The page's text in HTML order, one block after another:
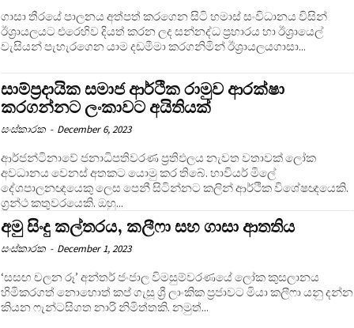
ගාසා තීරයේ පාලනය අත්පත් කරගෙන සිටි හමාස් සංවිධානය විසින්
ඊශ්‍රායලයට එරෙහිව දියත් කරන ලද සන්නද්ධ ප්‍රහාරය හා ඊශ්‍රායෙල්
වැසියන් පැහැරගෙන යාම දඩමීමා කරගනිමින් ඊශ්‍රායලයගාසා...
සාම්ප්‍රදායික සමාජ ආර්ථික රාමුව ආරක්ෂා
කරගන්නට ලංකාවට අයිතියක්
සංස්කාරක - December 6, 2023
ආර්ජන්ටිනාවේ ජනාධිපතිවරණ ප්‍රතිඵලය නැවත වතාවක් ලෝක
අවධානය වෙනස් අතකට යොමු කර තිබේ. හාවියර් මිලේ
දේශපාලනඥයෙකු ලෙස පෙනී සිටින්නට කලින් ආර්ථික විශේෂඥයෙකි.
ග්‍රන්ථ කතුවරයෙකි. ඔහු...
අමු සිංදු කල්තරය, කලීෆා සහ ගාසා ආතතිය
සංස්කාරක - December 1, 2023
‘සසඟ චලන රූ’ අන්තර් ජංජාල විමසුම්වරණයේ ලෝක කුසලානය
හිමිකරගත් නොහොත් කප් ගැසූ ශ්‍රී ලාංකික ප්‍රජාවට මියා කලීෆා යනු දන්න
කියන ෆැන්ටසිගත නාරි නිමිත්තකි. නමුත්...